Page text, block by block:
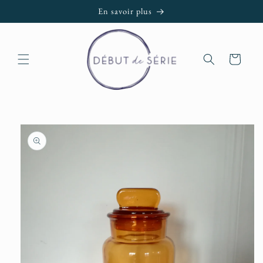
En savoir plus
Panier
Passer aux
informations
produits